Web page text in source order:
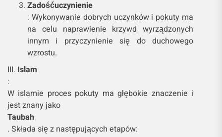
Zadośćuczynienie
: Wykonywanie dobrych uczynków i pokuty ma
na celu naprawienie krzywd wyrządzonych
innym i przyczynienie się do duchowego
wzrostu.
III. Islam
:
W islamie proces pokuty ma głębokie znaczenie i
jest znany jako
Taubah
. Składa się z następujących etapów: